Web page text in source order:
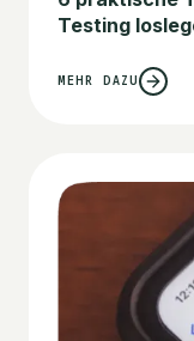
Testing
MEHR DAZU